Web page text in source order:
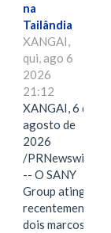
na
Tailândia
XANGAI,
qui, ago 6
2026
21:12
XANGAI, 6 de
agosto de
2026
/PRNewswire/
-- O SANY
Group atingiu
recentemente
dois marcos